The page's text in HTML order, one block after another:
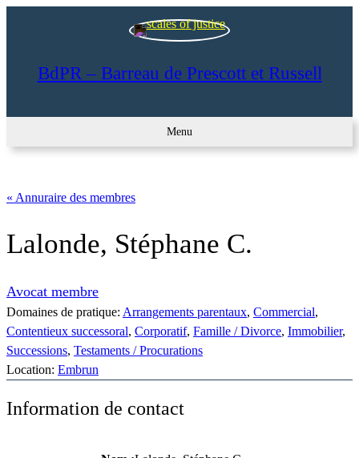
BdPR – Barreau de Prescott et Russell
Menu
« Annuraire des membres
Lalonde, Stéphane C.
Avocat membre
Domaines de pratique: Arrangements parentaux, Commercial
Contentieux successoral, Corporatif, Famille / Divorce, Immobilier
Successions, Testaments / Procurations
Location: Embrun
Information de contact